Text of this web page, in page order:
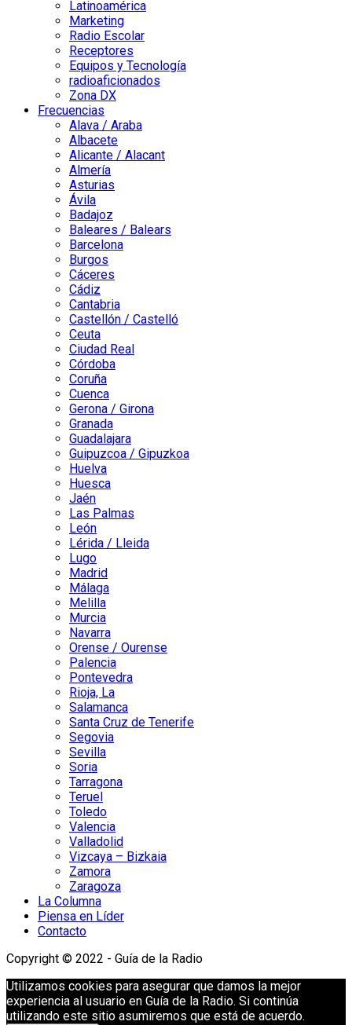
Latinoamérica
Marketing
Radio Escolar
Receptores
Equipos y Tecnología
radioaficionados
Zona DX
Frecuencias
Alava / Araba
Albacete
Alicante / Alacant
Almería
Asturias
Ávila
Badajoz
Baleares / Balears
Barcelona
Burgos
Cáceres
Cádiz
Cantabria
Castellón / Castelló
Ceuta
Ciudad Real
Córdoba
Coruña
Cuenca
Gerona / Girona
Granada
Guadalajara
Guipuzcoa / Gipuzkoa
Huelva
Huesca
Jaén
Las Palmas
León
Lérida / Lleida
Lugo
Madrid
Málaga
Melilla
Murcia
Navarra
Orense / Ourense
Palencia
Pontevedra
Rioja, La
Salamanca
Santa Cruz de Tenerife
Segovia
Sevilla
Soria
Tarragona
Teruel
Toledo
Valencia
Valladolid
Vizcaya – Bizkaia
Zamora
Zaragoza
La Columna
Piensa en Líder
Contacto
Copyright © 2022 - Guía de la Radio
Utilizamos cookies para asegurar que damos la mejor
experiencia al usuario en Guía de la Radio. Si continúa
utilizando este sitio asumiremos que está de acuerdo.